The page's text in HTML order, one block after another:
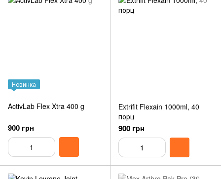
Новинка
ActivLab Flex Xtra 400 g
900 грн
Extrifit Flexain 1000ml, 40
порц
900 грн